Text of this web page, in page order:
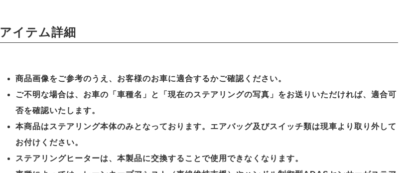
アイテム詳細
商品画像をご参考のうえ、お客様のお車に適合するかご確認ください。
ご不明な場合は、お車の「車種名」と「現在のステアリングの写真」をお送りいただければ、適合可
否を確認いたします。
本商品はステアリング本体のみとなっております。エアバッグ及びスイッチ類は現車より取り外して
お付けください。
ステアリングヒーターは、本製品に交換することで使用できなくなります。